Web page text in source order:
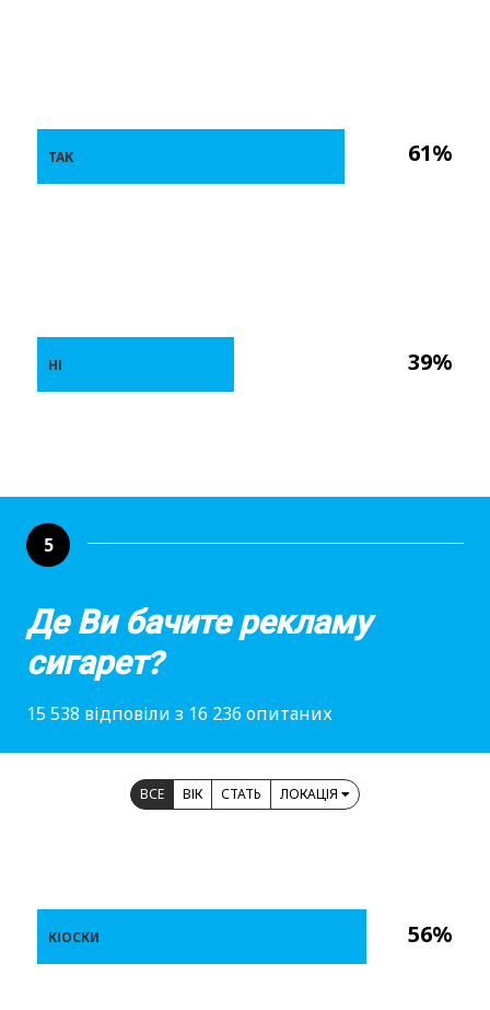
61%
39%
ТАК
НІ
5
Де Ви бачите рекламу
сигарет?
15 538 відповіли з 16 236 опитаних
ВСЕ ВІК СТАТЬ ЛОКАЦІЯ
56%
КІОСКИ